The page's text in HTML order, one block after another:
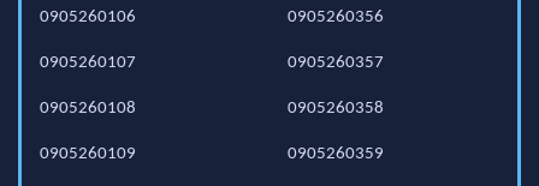
0905260106
0905260107
0905260108
0905260109
0905260356
0905260357
0905260358
0905260359